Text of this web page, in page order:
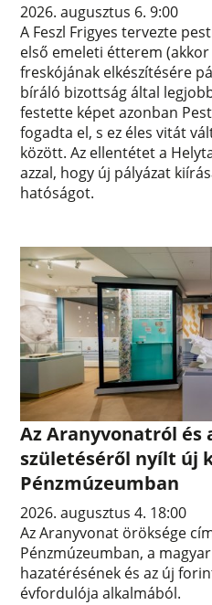
2026. augusztus 6. 9:00
A Feszl Frigyes tervezte
első emeleti étterem
freskójának elkészítésére
bíráló bizottság által
festette képet azonban
fogadta el, s ez éles vitát
között. Az ellentétet a
azzal, hogy új pályázat
hatóságot.
Az Aranyvonatról és
születéséről nyílt új
Pénzmúzeumban
2026. augusztus 4. 18:00
Az Aranyvonat öröksége
Pénzmúzeumban, a
hazatérésének és az új
évfordulója alkalmából.